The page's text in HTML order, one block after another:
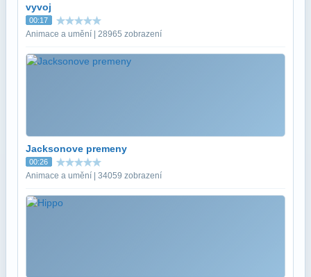
vyvoj
00:17
Animace a umění | 28965 zobrazení
Jacksonove premeny
00:26
Animace a umění | 34059 zobrazení